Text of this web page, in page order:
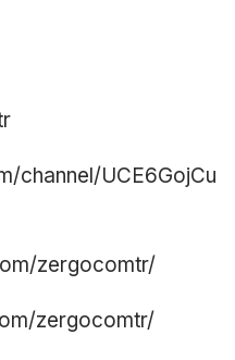
channel/UCE6GojCu
zergocomtr/
zergocomtr/